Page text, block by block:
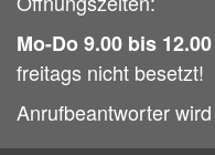
Mo-Do 9.00 bis
freitags nicht besetzt!
Anrufbeantworter